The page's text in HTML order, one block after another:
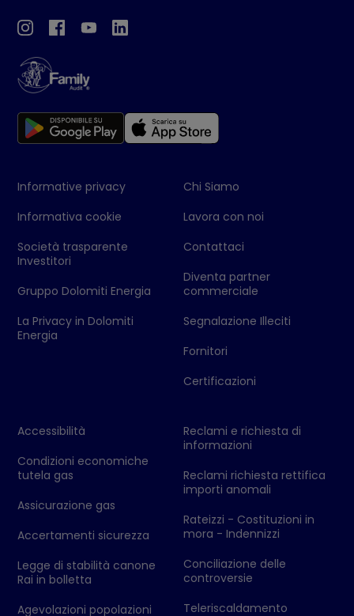
Informative privacy
Informativa cookie
Società trasparente
Investitori
Gruppo Dolomiti Energia
La Privacy in Dolomiti
Energia
Chi Siamo
Lavora con noi
Contattaci
Diventa partner
commerciale
Segnalazione Illeciti
Fornitori
Certificazioni
Accessibilità
Condizioni economiche
tutela gas
Assicurazione gas
Accertamenti sicurezza
Legge di stabilità canone
Rai in bolletta
Agevolazioni popolazioni
Reclami e richiesta di
informazioni
Reclami richiesta rettifica
importi anomali
Rateizzi - Costituzioni in
mora - Indennizzi
Conciliazione delle
controversie
Teleriscaldamento